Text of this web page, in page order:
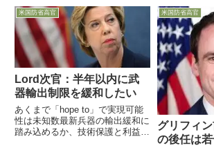
今後のアフガニスタン政策につい
て、オバマ大統領以下主要な軍幹
部を含め７日と１１日に会議が行
われること、情報漏洩を警戒し非
公式...
ホワイトハウ
議（NSC）の
就くと発表...
米国防省高官
Lord次官：半年以内に武
器輸出制限を緩和したい
あくまで「hope to」で実現可能
性は未知数最新兵器の輸出緩和に
踏み込めるか、技術保護と利益の
米国防省高官
グリフィ
の後任は